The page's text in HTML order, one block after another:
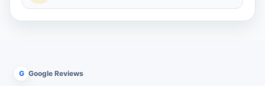
G Google Reviews